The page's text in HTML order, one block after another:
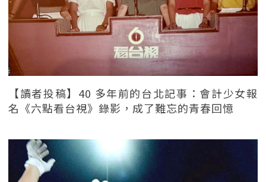
【讀者投稿】40 多年前的台北記事：會計少女報
名《六點看台視》錄影，成了難忘的青春回憶